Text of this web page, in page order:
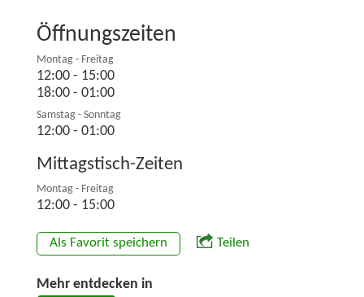
Öffnungszeiten
Montag - Freitag
12:00 - 15:00
18:00 - 01:00
Samstag - Sonntag
12:00 - 01:00
Mittagstisch-Zeiten
Montag - Freitag
12:00 - 15:00
Als Favorit speichern Teilen
Mehr entdecken in